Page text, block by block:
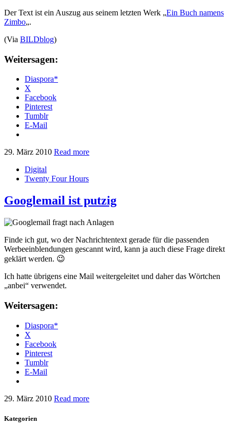
Der Text ist ein Auszug aus seinem letzten Werk „Ein Buch namens
Zimbo„.
(Via BILDblog)
Weitersagen:
Diaspora*
X
Facebook
Pinterest
Tumblr
E-Mail
29. März 2010 Read more
Digital
Twenty Four Hours
Googlemail ist putzig
Finde ich gut, wo der Nachrichtentext gerade für die passenden
Werbeeinblendungen gescannt wird, kann ja auch diese Frage direkt
geklärt werden. 😉
Ich hatte übrigens eine Mail weitergeleitet und daher das Wörtchen
„anbei“ verwendet.
Weitersagen:
Diaspora*
X
Facebook
Pinterest
Tumblr
E-Mail
29. März 2010 Read more
Kategorien